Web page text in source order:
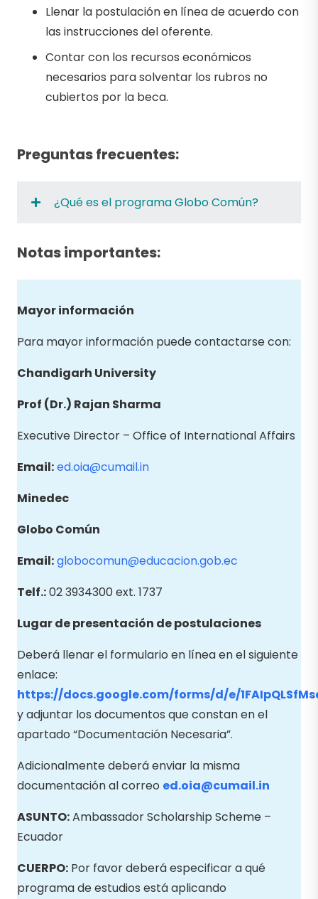
Llenar la postulación en línea de acuerdo con
las instrucciones del oferente.
Contar con los recursos económicos
necesarios para solventar los rubros no
cubiertos por la beca.
Preguntas frecuentes:
¿Qué es el programa Globo Común?
Notas importantes:
Mayor información
Para mayor información puede contactarse con:
Chandigarh University
Prof (Dr.) Rajan Sharma
Executive Director – Office of International Affairs
Email:ed.oia@cumail.in
Minedec
Globo Común
Email:globocomun@educacion.gob.ec
Telf.:02 3934300 ext. 1737
Lugar de presentación de postulaciones
Deberá llenar el formulario en línea en el siguiente
enlace:
https://docs.google.com/forms/d/e/
y adjuntar los documentos que constan en el
apartado “Documentación Necesaria”.
Adicionalmente deberá enviar la misma
documentación al correo ed.oia@cumail.in
ASUNTO:Ambassador Scholarship Scheme –
Ecuador
CUERPO: Por favor deberá especificar a qué
programa de estudios está aplicando